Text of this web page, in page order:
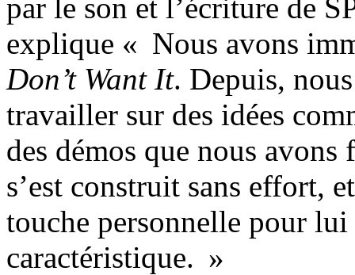
par le son et l’écriture de
explique « Nous avons
Don’t Want It. Depuis,
travailler sur des idées
des démos que nous
s’est construit sans effort,
touche personnelle pour
caractéristique. »